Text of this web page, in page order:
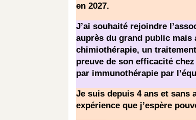
en 2027.
J’ai souhaité rejoindre
auprès du grand public
chimiothérapie, un
preuve de son efficacité
par immunothérapie par
Je suis depuis 4 ans et sans
expérience que j’espère